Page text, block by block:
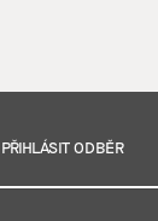
PŘIHLÁSIT ODBĚR